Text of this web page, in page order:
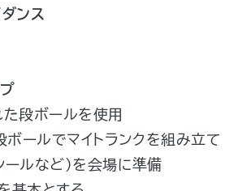
ンス
段ボールを使用
ールでマイトランクを組み立て
ールなど）を会場に準備